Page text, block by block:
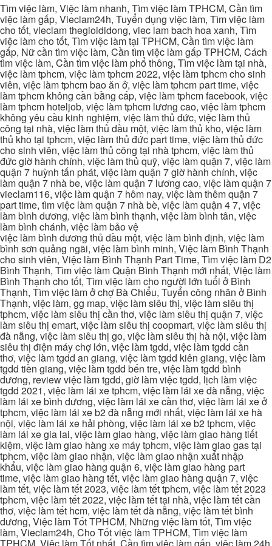
Tìm việc làm, Việc làm nhanh, Tìm việc làm TPHCM, Cần tìm
việc làm gấp, Vieclam24h, Tuyển dụng việc làm, Tìm việc làm
cho tốt, vieclam thegioididong, viec lam bach hoa xanh, Tìm
việc làm cho tốt, Tìm việc làm tại TPHCM, Cần tìm việc làm
gấp, Nữ cần tìm việc làm, Cần tìm việc làm gấp TPHCM, Cách
tìm việc làm, Cần tìm việc làm phổ thông, Tìm việc làm tại nhà,
việc làm tphcm, việc làm tphcm 2022, việc làm tphcm cho sinh
viên, việc làm tphcm bao ăn ở, việc làm tphcm part time, việc
làm tphcm không cần bằng cấp, việc làm tphcm facebook, việc
làm tphcm hoteljob, việc làm tphcm lương cao, việc làm tphcm
không yêu cầu kinh nghiệm, việc làm thủ đức, việc làm thủ
công tại nhà, việc làm thủ dầu một, việc làm thủ kho, việc làm
thủ kho tại tphcm, việc làm thủ đức part time, việc làm thủ đức
cho sinh viên, việc làm thủ công tại nhà tphcm, việc làm thủ
đức giờ hành chính, việc làm thủ quỹ, việc làm quận 7, việc làm
quận 7 huỳnh tấn phát, việc làm quận 7 giờ hành chính, việc
làm quận 7 nhà be, việc làm quận 7 lương cao, việc làm quận 7
vieclam116, việc làm quận 7 hôm nay, việc làm thêm quận 7
part time, tìm việc làm quận 7 nhà bè, việc làm quận 4 7, việc
làm bình dương, việc làm bình thạnh, việc làm bình tân, việc
làm bình chánh, việc làm bảo vệ
việc làm bình dương thủ dầu một, việc làm bình định, việc làm
bình sơn quảng ngãi, việc làm bình minh, Việc làm Bình Thạnh
cho sinh viên, Việc làm Bình Thạnh Part Time, Tìm việc làm D2
Bình Thạnh, Tìm việc làm Quận Bình Thạnh mới nhất, Việc làm
Bình Thạnh cho tốt, Tìm việc làm cho người lớn tuổi ở Bình
Thạnh, Tìm việc làm ở chợ Bà Chiểu, Tuyển công nhân ở Bình
Thạnh, việc làm, gg map, việc làm siêu thị, việc làm siêu thị
tphcm, việc làm siêu thị cần thơ, việc làm siêu thị quận 7, việc
làm siêu thị emart, việc làm siêu thị coopmart, việc làm siêu thị
đà nẵng, việc làm siêu thị go, việc làm siêu thị hà nội, việc làm
siêu thị điện máy chợ lớn, việc làm tgdd, việc làm tgdd cần
thơ, việc làm tgdd an giang, việc làm tgdd kiên giang, việc làm
tgdd tiền giang, việc làm tgdd bến tre, việc làm tgdd bình
dương, review việc làm tgdd, giờ làm việc tgdd, lịch làm việc
tgdd 2021, việc làm lái xe tphcm, việc làm lái xe đà nẵng, việc
làm lái xe bình dương, việc làm lái xe cần thơ, việc làm lái xe ở
tphcm, việc làm lái xe b2 đà nẵng mới nhất, việc làm lái xe hà
nội, việc làm lái xe hải phòng, việc làm lái xe b2 tphcm, việc
làm lái xe gia lai, việc làm giao hàng, việc làm giao hàng tiết
kiệm, việc làm giao hàng xe máy tphcm, việc làm giao gas tại
tphcm, việc làm giao nhận, việc làm giao nhận xuất nhập
khẩu, việc làm giao hàng quận 6, việc làm giao hàng part
time, việc làm giao hàng tết, việc làm giao hàng quận 7, việc
làm tết, việc làm tết 2023, việc làm tết tphcm, việc làm tết 2023
tphcm, việc làm tết 2022, việc làm tết tại nhà, việc làm tết cần
thơ, việc làm tết hcm, việc làm tết đà nẵng, việc làm tết bình
dương, Việc làm Tốt TPHCM, Những việc làm tốt, Tìm việc
làm, Vieclam24h, Cho Tốt việc làm TPHCM, Tìm việc làm
TPHCM, Việc làm Tốt nhất, Cần tìm việc làm gấp, việc làm 24h